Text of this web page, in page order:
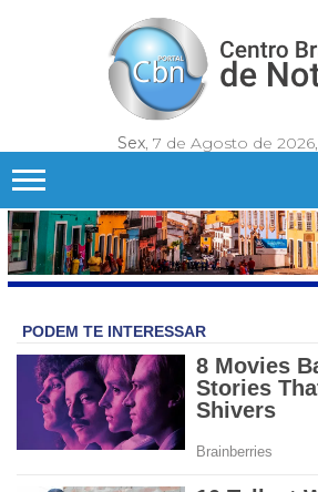
Sex, 7 de Agosto de 2026,